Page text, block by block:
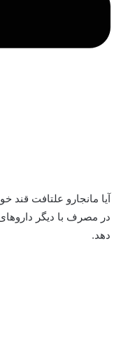
آیا مانجارو علتافت قند
در مصرف با دیگر
دهد.